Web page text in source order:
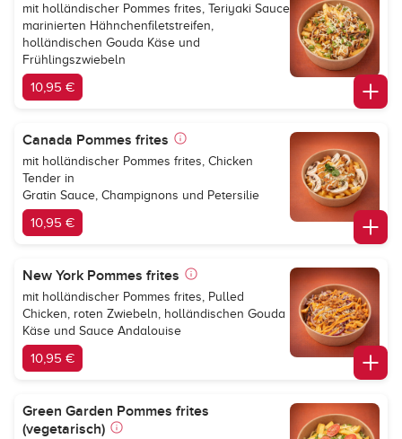
mit holländischer Pommes frites, Teriyaki Sauce
marinierten Hähnchenfiletstreifen,
holländischen Gouda Käse und
Frühlingszwiebeln
10,95 €
Canada Pommes frites
mit holländischer Pommes frites, Chicken
Tender in
Gratin Sauce, Champignons und Petersilie
10,95 €
New York Pommes frites
mit holländischer Pommes frites, Pulled
Chicken, roten Zwiebeln, holländischen Gouda
Käse und Sauce Andalouise
10,95 €
Green Garden Pommes frites
(vegetarisch)